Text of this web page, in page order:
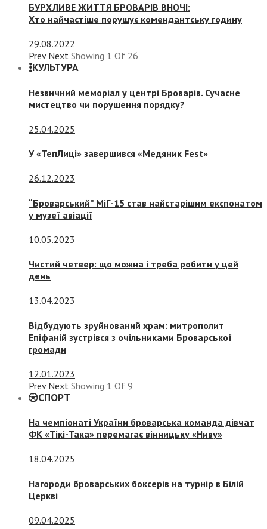
БУРХЛИВЕ ЖИТТЯ БРОВАРІВ ВНОЧІ:
Хто найчастіше порушує комендантську годину
29.08.2022
Prev Next Showing 1 Of 26
КУЛЬТУРА
Незвичний меморіал у центрі Броварів. Сучасне
мистецтво чи порушення порядку?
25.04.2025
У «ТепЛиці» завершився «Медяник Fest»
26.12.2023
“Броварський” МіГ-15 став найстарішим експонатом
у музеї авіації
10.05.2023
Чистий четвер: що можна і треба робити у цей
день
13.04.2023
Відбудують зруйнований храм: митрополит
Епіфаній зустрівся з очільниками Броварської
громади
12.01.2023
Prev Next Showing 1 Of 9
СПОРТ
На чемпіонаті України броварська команда дівчат
ФК «Тікі-Така» перемагає вінницьку «Ниву»
18.04.2025
Нагороди броварських боксерів на турнір в Білій
Церкві
09.04.2025